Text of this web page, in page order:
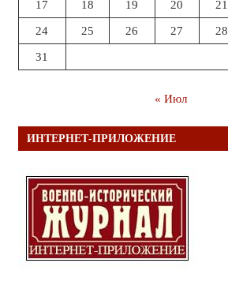
17 18 19 20 21
24 25 26 27 28
31
« Июл
ИНТЕРНЕТ-ПРИЛОЖЕНИЕ